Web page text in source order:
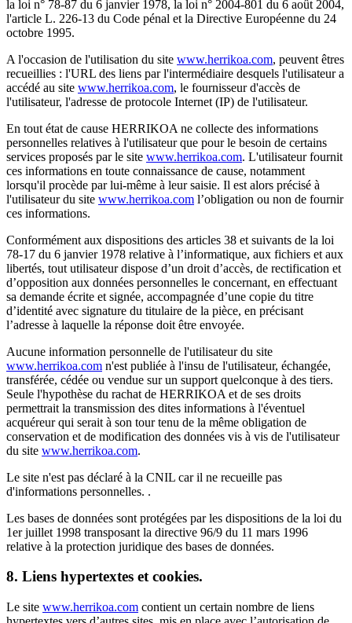
la loi n° 78-87 du 6 janvier 1978, la loi n° 2004-801 du 6 août 2004,
l'article L. 226-13 du Code pénal et la Directive Européenne du 24
octobre 1995.
A l'occasion de l'utilisation du site www.herrikoa.com, peuvent êtres
recueillies : l'URL des liens par l'intermédiaire desquels l'utilisateur a
accédé au site www.herrikoa.com, le fournisseur d'accès de
l'utilisateur, l'adresse de protocole Internet (IP) de l'utilisateur.
En tout état de cause HERRIKOA ne collecte des informations
personnelles relatives à l'utilisateur que pour le besoin de certains
services proposés par le site www.herrikoa.com. L'utilisateur fournit
ces informations en toute connaissance de cause, notamment
lorsqu'il procède par lui-même à leur saisie. Il est alors précisé à
l'utilisateur du site www.herrikoa.com l’obligation ou non de fournir
ces informations.
Conformément aux dispositions des articles 38 et suivants de la loi
78-17 du 6 janvier 1978 relative à l’informatique, aux fichiers et aux
libertés, tout utilisateur dispose d’un droit d’accès, de rectification et
d’opposition aux données personnelles le concernant, en effectuant
sa demande écrite et signée, accompagnée d’une copie du titre
d’identité avec signature du titulaire de la pièce, en précisant
l’adresse à laquelle la réponse doit être envoyée.
Aucune information personnelle de l'utilisateur du site
www.herrikoa.com n'est publiée à l'insu de l'utilisateur, échangée,
transférée, cédée ou vendue sur un support quelconque à des tiers.
Seule l'hypothèse du rachat de HERRIKOA et de ses droits
permettrait la transmission des dites informations à l'éventuel
acquéreur qui serait à son tour tenu de la même obligation de
conservation et de modification des données vis à vis de l'utilisateur
du site www.herrikoa.com.
Le site n'est pas déclaré à la CNIL car il ne recueille pas
d'informations personnelles. .
Les bases de données sont protégées par les dispositions de la loi du
1er juillet 1998 transposant la directive 96/9 du 11 mars 1996
relative à la protection juridique des bases de données.
8. Liens hypertextes et cookies.
Le site www.herrikoa.com contient un certain nombre de liens